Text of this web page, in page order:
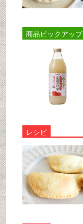
商品ピックアップ
レシピ